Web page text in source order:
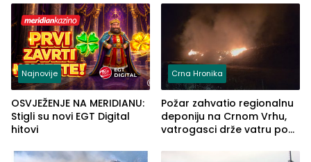
ove godine
Najnovije
OSVJEŽENJE NA MERIDIANU:
Stigli su novi EGT Digital
hitovi
Crna Hronika
Požar zahvatio regionalnu
deponiju na Crnom Vrhu,
vatrogasci drže vatru pod